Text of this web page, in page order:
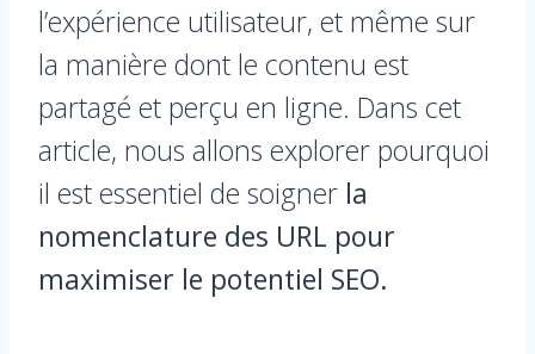
l’expérience utilisateur, et même sur
la manière dont le contenu est
partagé et perçu en ligne. Dans cet
article, nous allons explorer pourquoi
il est essentiel de soigner la
nomenclature des URL pour
maximiser le potentiel SEO.